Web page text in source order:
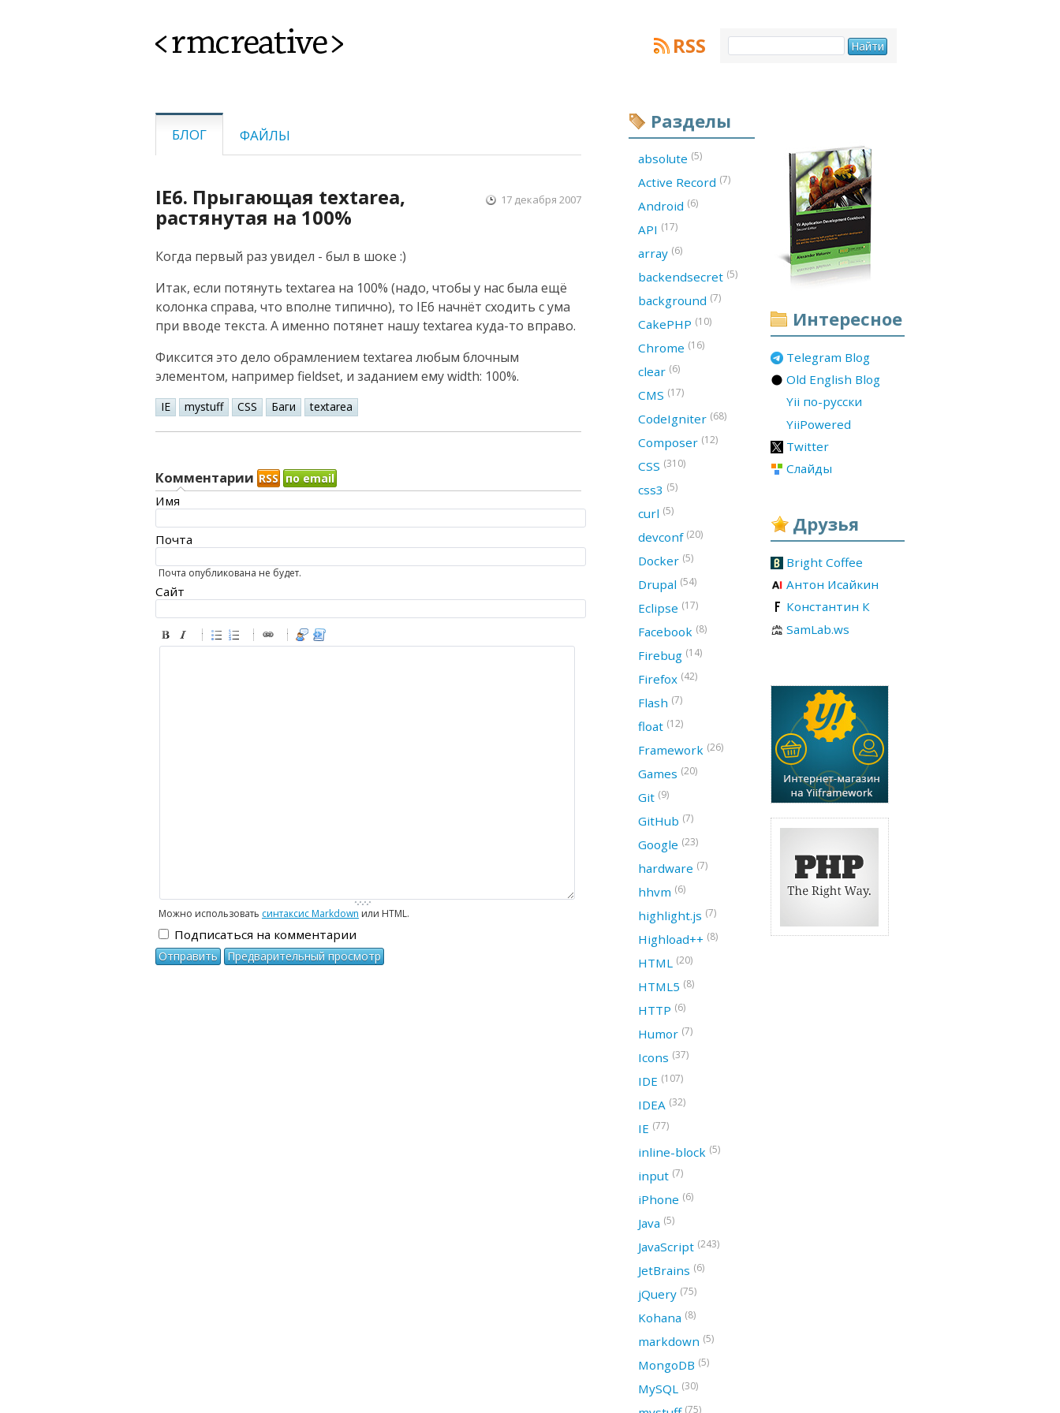
<rmcreative> RSS
БЛОГ ФАЙЛЫ
IE6. Прыгающая textarea,
растянутая на 100%
17 декабря 2007
Когда первый раз увидел - был в шоке :)
Итак, если потянуть textarea на 100% (надо, чтобы у нас была ещё
колонка справа, что вполне типично), то IE6 начнёт сходить с ума
при вводе текста. А именно потянет нашу textarea куда-то вправо.
Фиксится это дело обрамлением textarea любым блочным
элементом, например fieldset, и заданием ему width: 100%.
IE mystuff CSS Баги textarea
Комментарии RSS по email
Имя
Почта
Почта опубликована не будет.
Сайт
-
-
-
-
-
-
Можно использовать синтаксис Markdown или HTML.
Подписаться на комментарии
Интересное
Telegram Blog
Old English Blog
Yii по-русски
YiiPowered
Twitter
Слайды
Друзья
Bright Coffee
Антон Исайкин
Константин К
SamLab.ws
Разделы
absolute (5)
Active Record (7)
Android (6)
API (17)
array (6)
backendsecret (5)
background (7)
CakePHP (10)
Chrome (16)
clear (6)
CMS (17)
CodeIgniter (68)
Composer (12)
CSS (310)
css3 (5)
curl (5)
devconf (20)
Docker (5)
Drupal (54)
Eclipse (17)
Facebook (8)
Firebug (14)
Firefox (42)
Flash (7)
float (12)
Framework (26)
Games (20)
Git (9)
GitHub (7)
Google (23)
hardware (7)
hhvm (6)
highlight.js (7)
Highload++ (8)
HTML (20)
HTML5 (8)
HTTP (6)
Humor (7)
Icons (37)
IDE (107)
IDEA (32)
IE (77)
inline-block (5)
input (7)
iPhone (6)
Java (5)
JavaScript (243)
JetBrains (6)
jQuery (75)
Kohana (8)
markdown (5)
MongoDB (5)
MySQL (30)
(75)